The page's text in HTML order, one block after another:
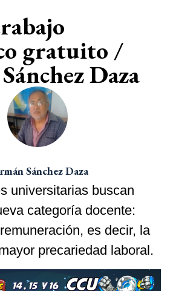
gratuito /
Daza
Sánchez Daza
universitarias buscan
categoría docente:
es decir, la
precariedad laboral.